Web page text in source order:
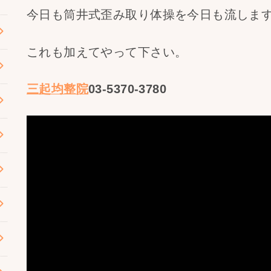
今日も筒井式歪み取り体操を今日も流しま
これも加えてやって下さい。
三起均整院03-5370-3780